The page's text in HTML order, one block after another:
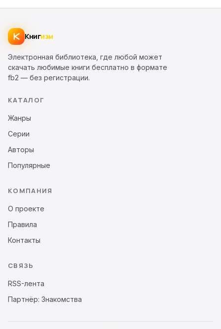
Книгизм
Электронная библиотека, где любой может
скачать любимые книги бесплатно в формате
fb2 — без регистрации.
КАТАЛОГ
Жанры
Серии
Авторы
Популярные
КОМПАНИЯ
О проекте
Правила
Контакты
СВЯЗЬ
RSS-лента
Партнёр: Знакомства